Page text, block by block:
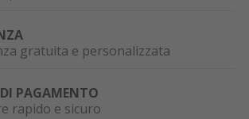
gratuita e personalizzata
PAGAMENTO
rapido e sicuro